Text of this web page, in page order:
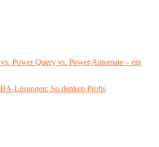
Power Query vs. Power Automate – ein
Lösungen: So denken Profis